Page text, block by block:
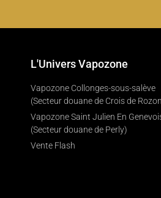
L'Univers Vapozone
Vapozone Collonges-sous-salève
(Secteur douane de Crois de
Vapozone Saint Julien En
(Secteur douane de Perly)
Vente Flash